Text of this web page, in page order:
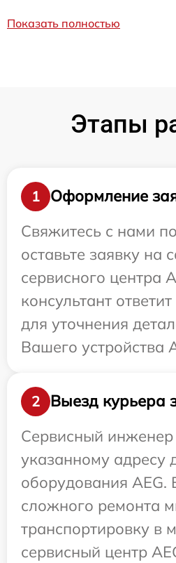
Показать полностью
Этапы
1
Оформление
Свяжитесь с нами
оставьте заявку на
сервисного центра
консультант
для уточнения
Вашего устройства
2
Выезд курьера
Сервисный инженер
указанному адресу
оборудования AEG.
сложного ремонта
транспортировку в
сервисный центр